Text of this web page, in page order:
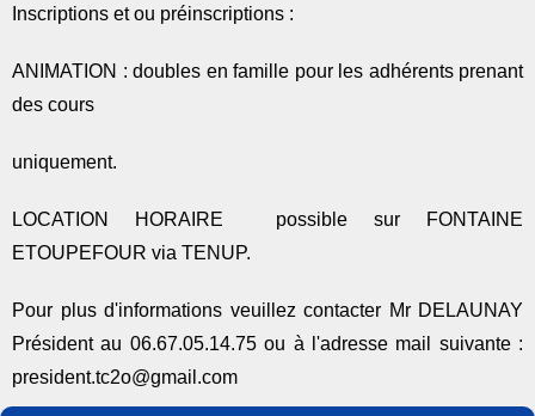
Inscriptions et ou préinscriptions :
ANIMATION : doubles en famille pour les adhérents prenant
des cours
uniquement.
LOCATION HORAIRE possible sur FONTAINE
ETOUPEFOUR via TENUP.
Pour plus d'informations veuillez contacter Mr DELAUNAY
Président au 06.67.05.14.75 ou à l'adresse mail suivante :
president.tc2o@gmail.com